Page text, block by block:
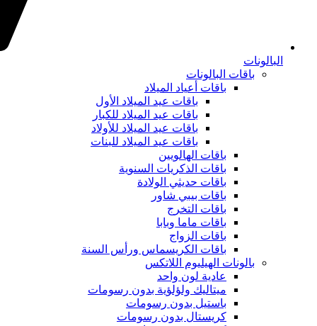
البالونات
باقات البالونات
باقات أعياد الميلاد
باقات عيد الميلاد الأول
باقات عيد الميلاد للكبار
باقات عيد الميلاد للأولاد
باقات عيد الميلاد للبنات
باقات الهالويين
باقات الذكريات السنوية
باقات حديثي الولادة
باقات بيبي شاور
باقات التخرج
باقات ماما وبابا
باقات الزواج
باقات الكريسماس ورأس السنة
بالونات الهيليوم اللاتكس
عادية لون واحد
ميتاليك ولؤلؤية بدون رسومات
باستيل بدون رسومات
كريستال بدون رسومات